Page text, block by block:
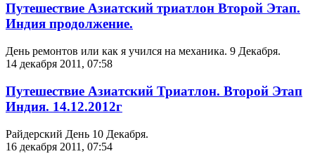
Путешествие Азиатский триатлон Второй Этап.
Индия продолжение.
День ремонтов или как я учился на механика. 9 Декабря.
14 декабря 2011, 07:58
Путешествие Азиатский Триатлон. Второй Этап
Индия. 14.12.2012г
Райдерский День 10 Декабря.
16 декабря 2011, 07:54